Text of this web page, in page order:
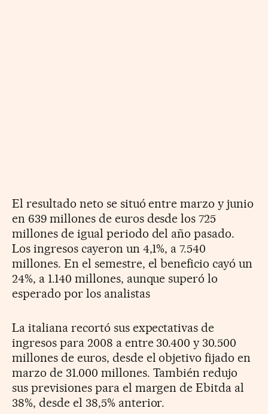
El resultado neto se situó entre marzo y junio
en 639 millones de euros desde los 725
millones de igual periodo del año pasado.
Los ingresos cayeron un 4,1%, a 7.540
millones. En el semestre, el beneficio cayó un
24%, a 1.140 millones, aunque superó lo
esperado por los analistas
La italiana recortó sus expectativas de
ingresos para 2008 a entre 30.400 y 30.500
millones de euros, desde el objetivo fijado en
marzo de 31.000 millones. También redujo
sus previsiones para el margen de Ebitda al
38%, desde el 38,5% anterior.